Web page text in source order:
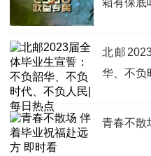
北邮
华、不负
青春不散